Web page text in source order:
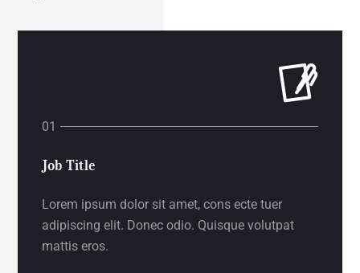
Job Title
Lorem ipsum dolor sit amet, cons ecte tuer
adipiscing elit. Donec odio. Quisque volutpat
mattis eros.